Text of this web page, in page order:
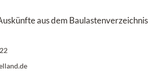
aus dem Baulastenverzeichnis